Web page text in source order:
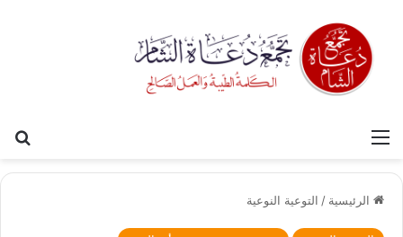
القائمة
الرئيسية / التوعية النوعية